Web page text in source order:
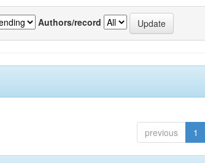
Authors/record
previous 1